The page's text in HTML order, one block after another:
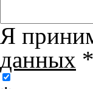
Я
данных *